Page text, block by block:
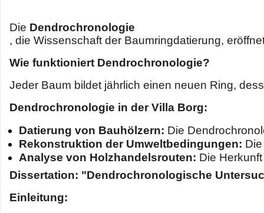
Die Dendrochronologie
, die Wissenschaft der Baumringdatierung,
Wie funktioniert Dendrochronologie?
Jeder Baum bildet jährlich einen neuen Ring,
Dendrochronologie in der Villa Borg:
Datierung von Bauhölzern: Die
Rekonstruktion der Umweltbedingungen:
Analyse von Holzhandelsrouten: Die
Dissertation: "Dendrochronologische
Einleitung: